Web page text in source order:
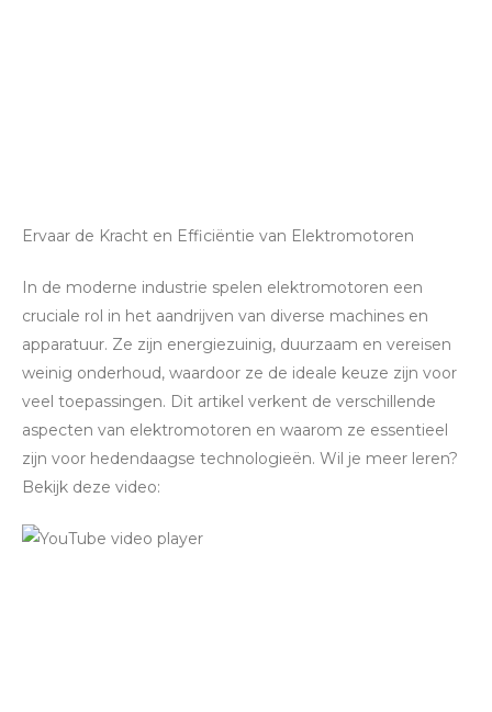
Ervaar de Kracht en Efficiëntie van Elektromotoren
In de moderne industrie spelen elektromotoren een
cruciale rol in het aandrijven van diverse machines en
apparatuur. Ze zijn energiezuinig, duurzaam en vereisen
weinig onderhoud, waardoor ze de ideale keuze zijn voor
veel toepassingen. Dit artikel verkent de verschillende
aspecten van elektromotoren en waarom ze essentieel
zijn voor hedendaagse technologieën. Wil je meer leren?
Bekijk deze video: